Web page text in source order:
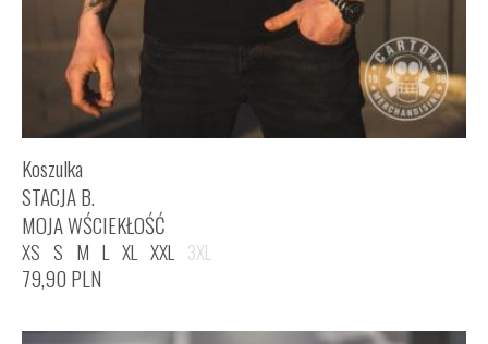
Koszulka
STACJA B.
MOJA WŚCIEKŁOŚĆ
XS S M L XL XXL 3XL
79,90 PLN